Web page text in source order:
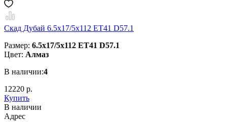
Скад Дубай 6.5x17/5x112 ET41 D57.1
Размер: 6.5x17/5x112 ET41 D57.1
Цвет: Алмаз
В наличии:4
12220 р.
Купить
В наличии
Aдрес